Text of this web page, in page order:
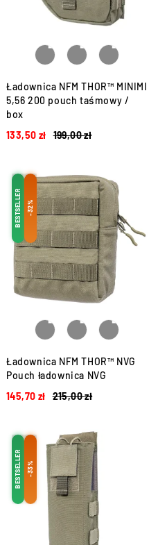
Ładownica NFM THOR™ MINIMI
5,56 200 pouch taśmowy /
box
199,00zł
133,50 zł
BESTSELLER -32%
Ładownica NFM THOR™ NVG
Pouch ładownica NVG
215,00zł
145,70 zł
BESTSELLER -33%